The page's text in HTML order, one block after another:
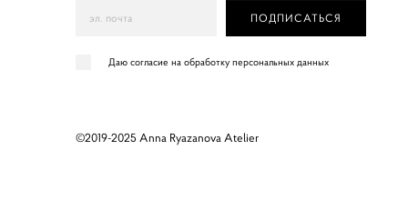
ПОДПИСАТЬСЯ
Даю согласие на обработку персональных данных
©2019-2025 Anna Ryazanova Atelier